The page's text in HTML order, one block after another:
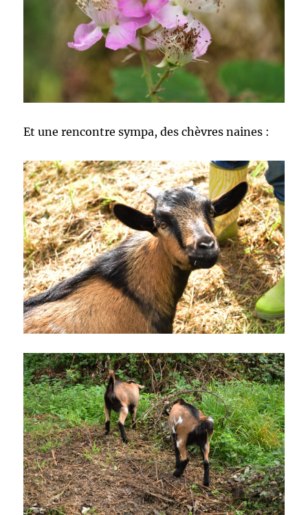
Et une rencontre sympa, des chèvres naines :